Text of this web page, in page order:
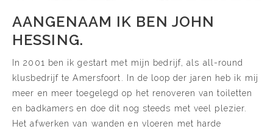
AANGENAAM IK BEN JOHN
HESSING.
In 2001 ben ik gestart met mijn bedrijf, als all-round
klusbedrijf te Amersfoort. In de loop der jaren heb ik mij
meer en meer toegelegd op het renoveren van toiletten
en badkamers en doe dit nog steeds met veel plezier.
Het afwerken van wanden en vloeren met harde